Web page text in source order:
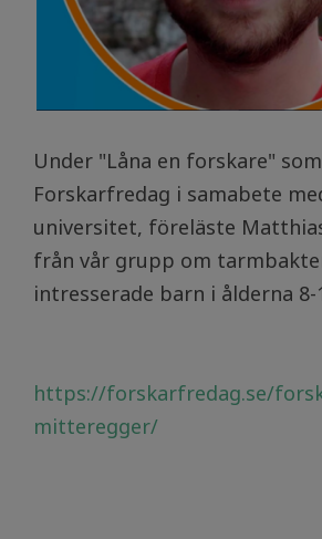
Under "Låna en forskare"
Forskarfredag i samabete
universitet, föreläste
från vår grupp om
intresserade barn i ålderna 8-
https://forskarfredag.se/
mitteregger/